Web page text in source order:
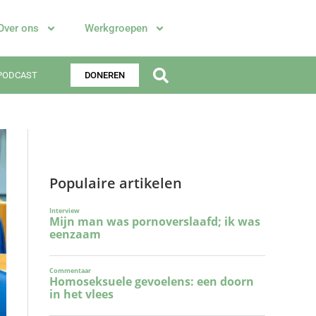
ons Werkgroepen
DONEREN
Populaire artikelen